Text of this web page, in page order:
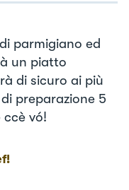
parmigiano ed
un piatto
di sicuro ai più
preparazione 5
vó!